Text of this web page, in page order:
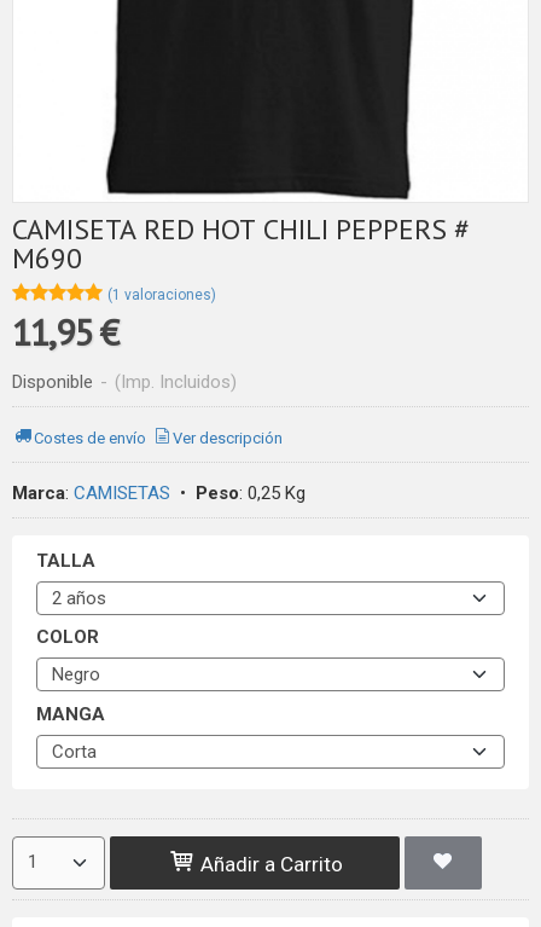
CAMISETA RED HOT CHILI PEPPERS #
M690
★★★★★
★★★★★ (1 valoraciones)
11,95 €
Disponible - (Imp. Incluidos)
Costes de envío Ver descripción
Marca: CAMISETAS • Peso: 0,25 Kg
TALLA
COLOR
MANGA
Añadir a Carrito